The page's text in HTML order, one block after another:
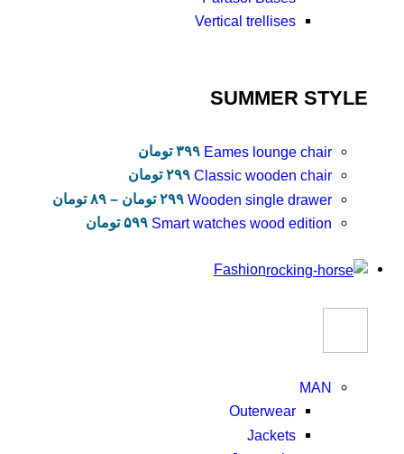
Vertical trellises
SUMMER STYLE
Eames lounge chair ۳۹۹ تومان
Classic wooden chair ۲۹۹ تومان
Wooden single drawer ۲۹۹ تومان – ۸۹ تومان
Smart watches wood edition ۵۹۹ تومان
Fashion
MAN
Outerwear
Jackets